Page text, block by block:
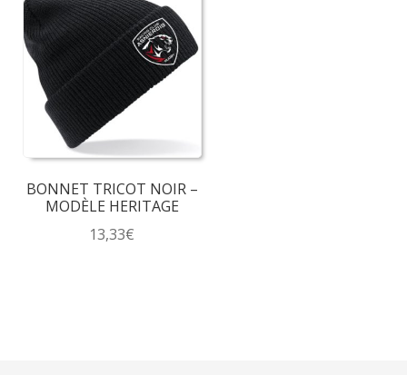
BONNET TRICOT NOIR –
MODÈLE HERITAGE
13,33€